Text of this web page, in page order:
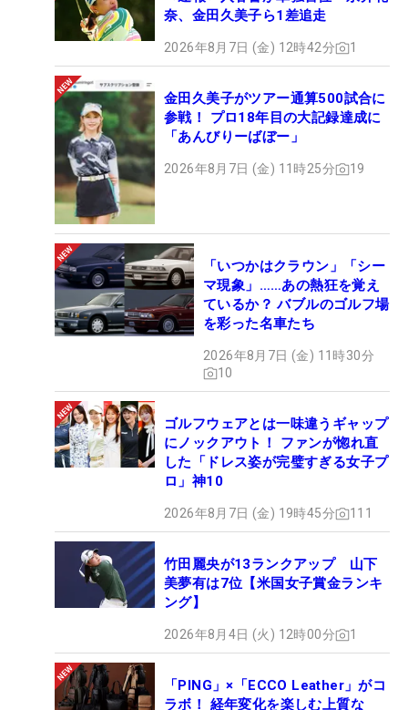
奈、金田久美子ら1差追走
2026年8月7日 (金) 12時42分 1
金田久美子がツアー通算500試合に
参戦！ プロ18年目の大記録達成に
「あんびりーばぼー」
2026年8月7日 (金) 11時25分 19
「いつかはクラウン」「シー
マ現象」……あの熱狂を覚え
ているか？ バブルのゴルフ場
を彩った名車たち
2026年8月7日 (金) 11時30分
10
ゴルフウェアとは一味違うギャップ
にノックアウト！ ファンが惚れ直
した「ドレス姿が完璧すぎる女子プ
ロ」神10
2026年8月7日 (金) 19時45分 111
竹田麗央が13ランクアップ 山下
美夢有は7位【米国女子賞金ランキ
ング】
2026年8月4日 (火) 12時00分 1
「PING」×「ECCO Leather」がコ
ラボ！ 経年変化を楽しむ上質な